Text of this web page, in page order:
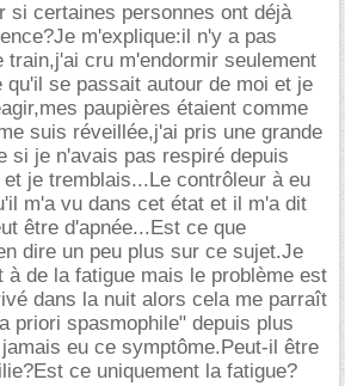
si certaines personnes ont déjà
m'explique:il n'y a pas
train,j'ai cru m'endormir seulement
qu'il se passait autour de moi et je
paupières étaient comme
suis réveillée,j'ai pris une grande
si je n'avais pas respiré depuis
je tremblais...Le contrôleur à eu
m'a vu dans cet état et il m'a dit
être d'apnée...Est ce que
dire un peu plus sur ce sujet.Je
à de la fatigue mais le problème est
dans la nuit alors cela me parraît
priori spasmophile" depuis plus
eu ce symptôme.Peut-il être
ce uniquement la fatigue?